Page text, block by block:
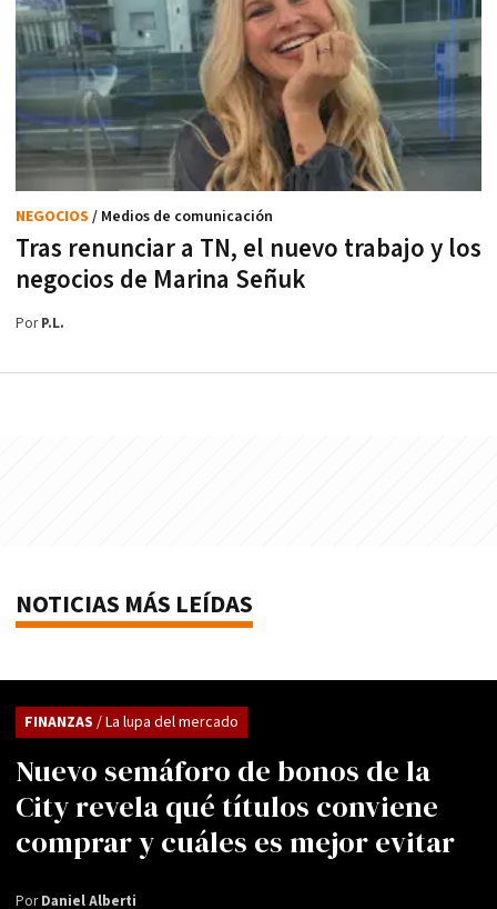
Tras renunciar a TN, el nuevo trabajo y los
negocios de Marina Señuk
NEGOCIOS / Medios de comunicación
PorP.L.
NOTICIAS MÁS LEÍDAS
Nuevo semáforo de bonos de la
City revela qué títulos conviene
comprar y cuáles es mejor evitar
FINANZAS / La lupa del mercado
PorDaniel Alberti